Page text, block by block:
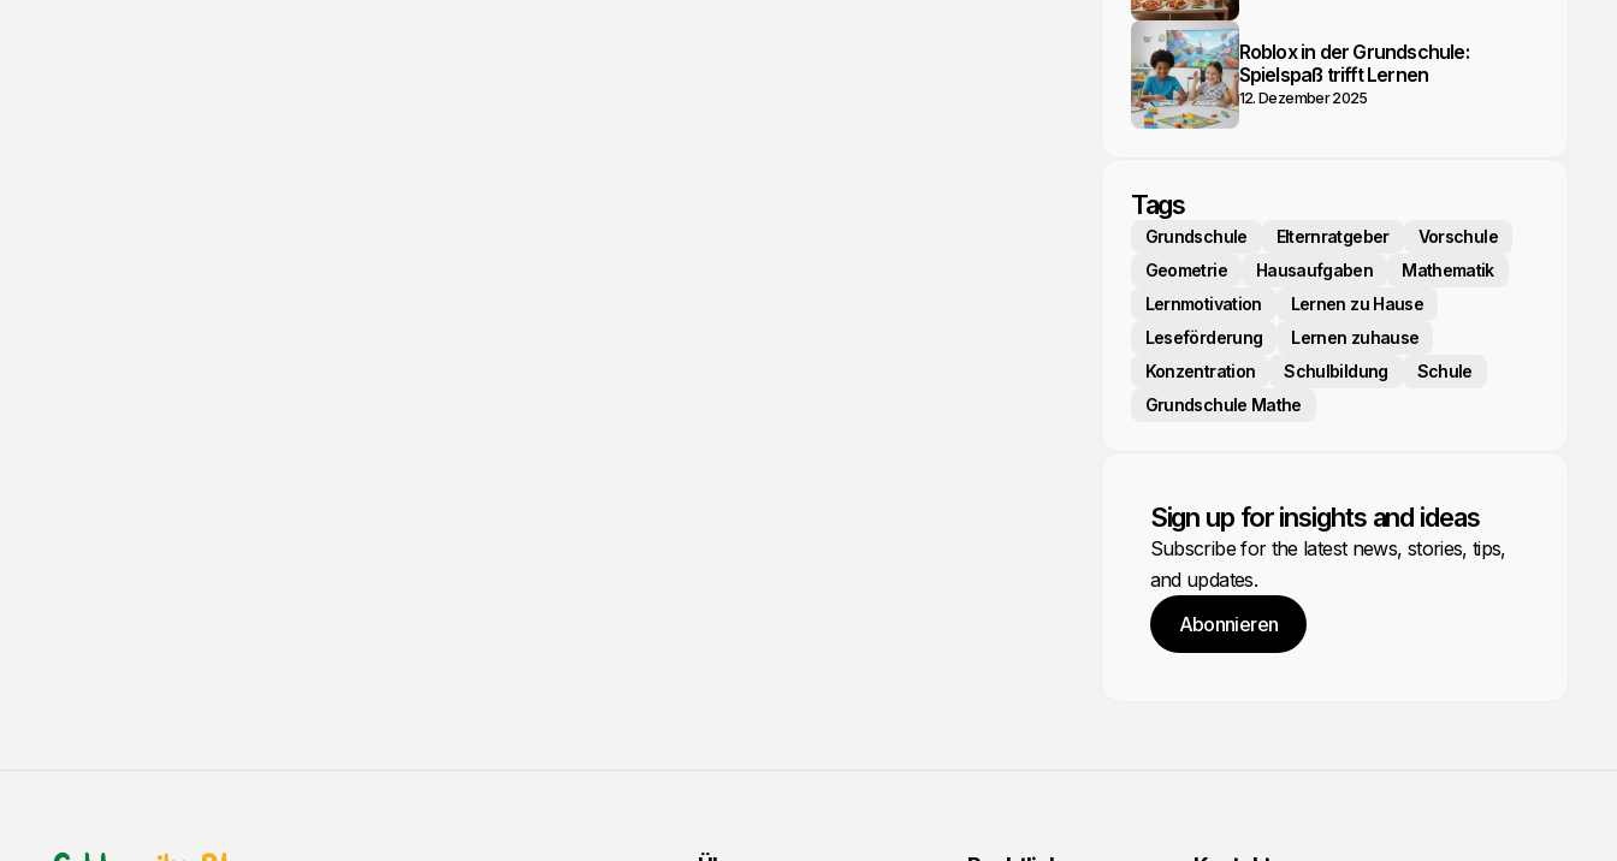
Roblox in der Grundschule:
Spielspaß trifft Lernen
12. Dezember 2025
Tags
Grundschule Elternratgeber
Vorschule
Geometrie
Hausaufgaben
Mathematik
Lernmotivation
Lernen zu Hause
Leseförderung
Lernen zuhause
Konzentration
Schulbildung
Schule
Grundschule Mathe
Sign up for insights and ideas
Subscribe for the latest news, stories, tips,
and updates.
Abonnieren